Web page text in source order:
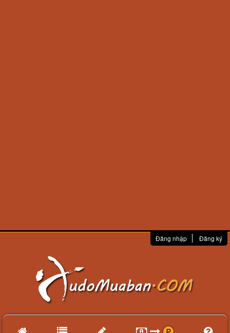
Đăng nhập Đăng ký